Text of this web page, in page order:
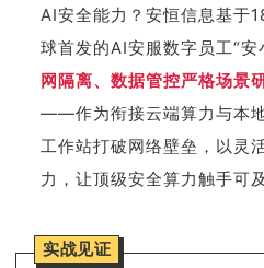
AI安全能力？安恒信息基于
球首发的AI安服数字员工“安
网隔离、数据管控严格场景
——作为衔接云端算力与本
工作站打破网络壁垒，以灵
力，让顶级安全算力触手可
实战见证